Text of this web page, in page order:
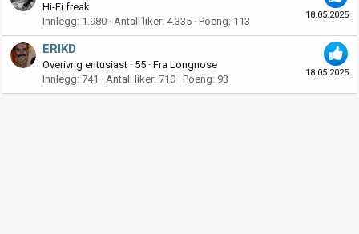
18.05.2025
Hi-Fi freak
Innlegg 1.980 Antall liker 4.335 Poeng 113
18.05.2025
ERIKD
Overivrig entusiast · 55 · Fra Longnose
Innlegg 741 Antall liker 710 Poeng 93